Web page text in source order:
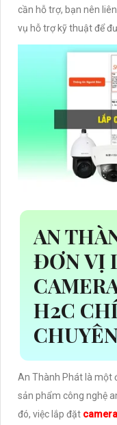
cần hỗ trợ, bạn nên
vụ hỗ trợ kỹ thuật để
AN
ĐƠN VỊ
H2C
An Thành Phát là một
sản phẩm công nghệ
đó, việc lắp đặt